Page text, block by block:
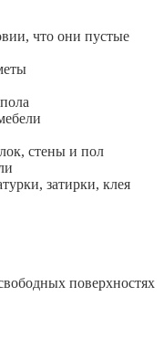
что они пустые
стены и пол
затирки, клея
поверхностях